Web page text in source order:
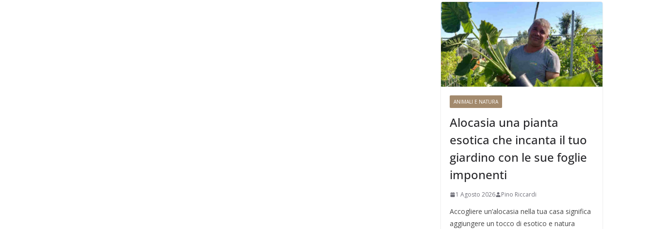
ANIMALI E NATURA
Alocasia una pianta
esotica che incanta il tuo
giardino con le sue foglie
imponenti
1 Agosto 2026 Pino Riccardi
Accogliere un’alocasia nella tua casa significa
aggiungere un tocco di esotico e natura